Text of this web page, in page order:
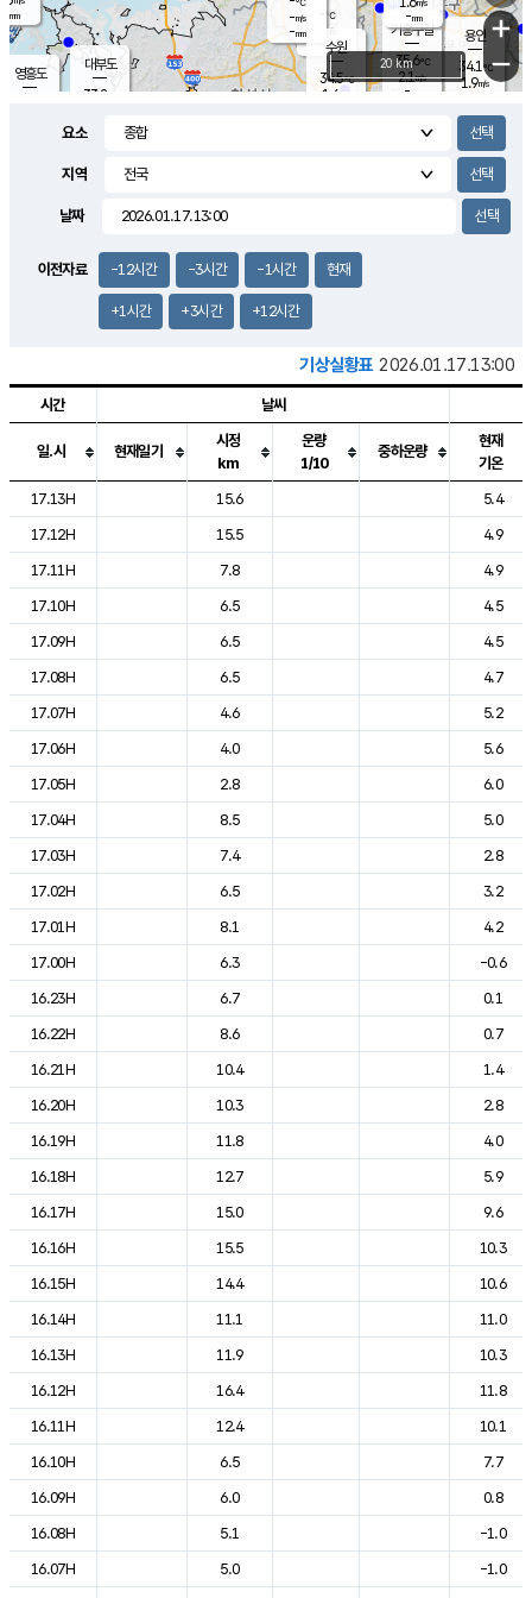
mm
영흥도
용인
34.1℃
1.9m/s
2.7m/s
대부도
33.2
- ℃
m/s
mm
기흥구갈
35.6℃
2.1m/s
-
-m/s
-mm
-mm
수원
34.5℃
1.6 m/s
+
−
20 km
요소
지역
날짜
이전자료 -12시간 -3시간 -1시간 현재
+1시간 +3시간 +12시간
기상실황표 2026.01.17.13:00
도시별 기상실황표로 지점, 날씨, 기온, 강수, 바람, 기압등을 안내한 표입
시간 날씨
일.시 현재일기
시정
km
운량
1/10
중하운량
현재
기온
17.13H
15.6
5.4
17.12H
15.5
4.9
17.11H
7.8
4.9
17.10H
6.5
4.5
17.09H
6.5
4.5
17.08H
6.5
4.7
17.07H
4.6
5.2
17.06H
4.0
5.6
17.05H
2.8
6.0
17.04H
8.5
5.0
17.03H
7.4
2.8
17.02H
6.5
3.2
17.01H
8.1
4.2
17.00H
6.3
-0.6
16.23H
6.7
0.1
16.22H
8.6
0.7
16.21H
10.4
1.4
16.20H
10.3
2.8
16.19H
11.8
4.0
16.18H
12.7
5.9
16.17H
15.0
9.6
16.16H
15.5
10.3
16.15H
14.4
10.6
16.14H
11.1
11.0
16.13H
11.9
10.3
16.12H
16.4
11.8
16.11H
12.4
10.1
16.10H
6.5
7.7
16.09H
6.0
0.8
16.08H
5.1
-1.0
16.07H
5.0
-1.0